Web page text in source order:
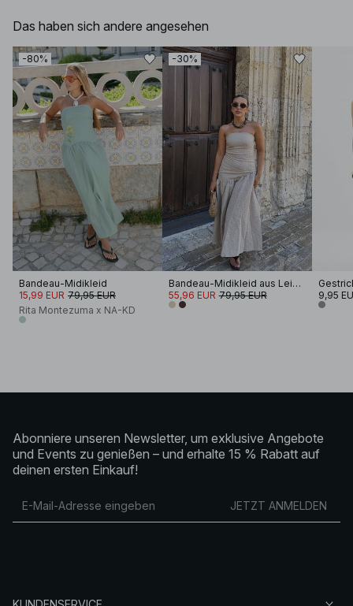
Das haben sich andere angesehen
-80%
Bandeau-Midikleid
15,99 EUR 79,95 EUR
Rita Montezuma x NA-KD
-30%
Bandeau-Midikleid aus Leinenmischung
55,96 EUR 79,95 EUR
9,95
Abonniere unseren Newsletter, um exklusive Angebote
und Events zu genießen – und erhalte 15 % Rabatt auf
deinen ersten Einkauf!
JETZT ANMELDEN